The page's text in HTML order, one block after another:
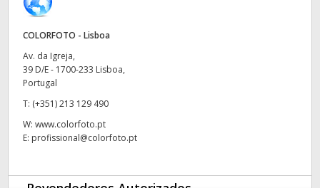
COLORFOTO - Lisboa
Av. da Igreja,
39 D/E - 1700-233 Lisboa,
Portugal
T: (+351) 213 129 490
W: www.colorfoto.pt
E: profissional@colorfoto.pt